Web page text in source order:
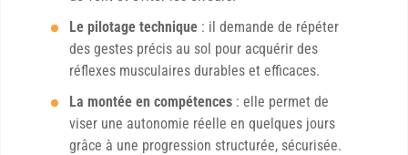
Le pilotage technique : il demande de répéter
des gestes précis au sol pour acquérir des
réflexes musculaires durables et efficaces.
La montée en compétences : elle permet de
viser une autonomie réelle en quelques jours
grâce à une progression structurée, sécurisée.